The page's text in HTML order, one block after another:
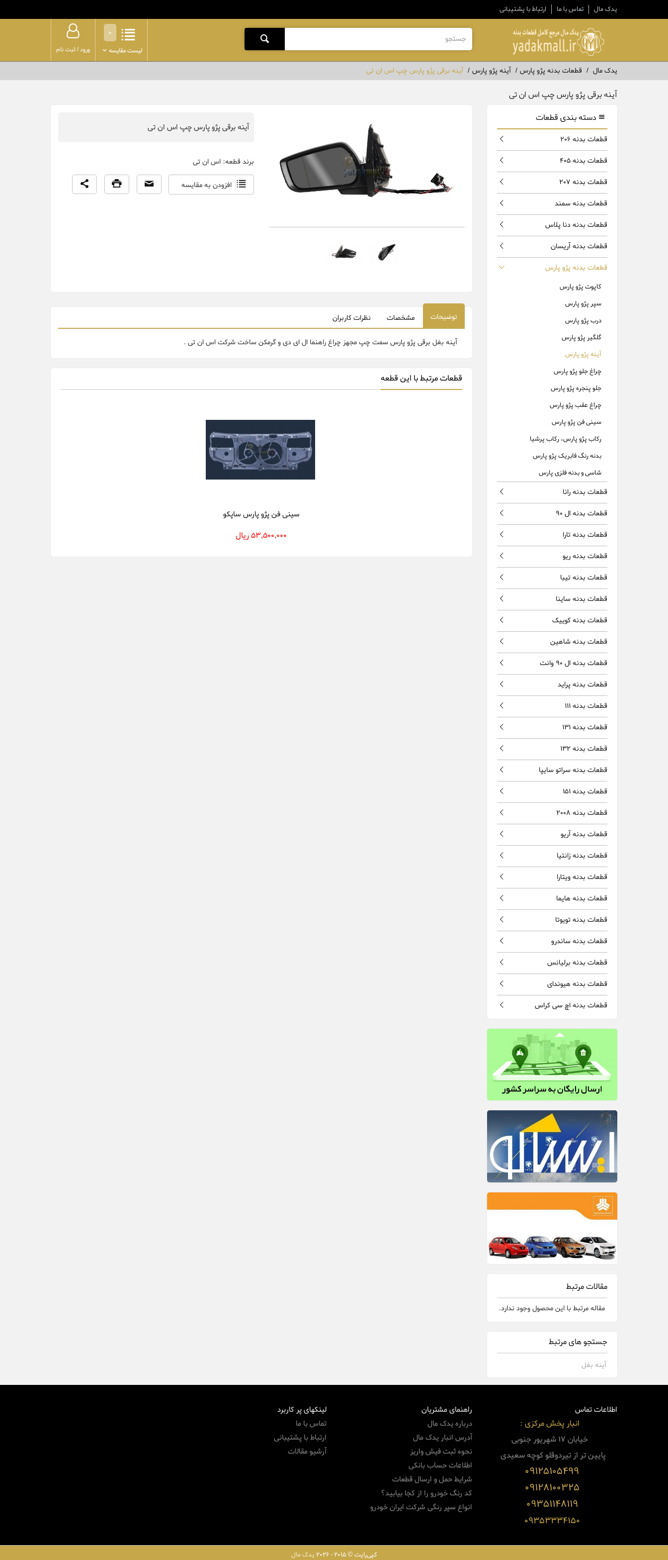
یدک مال تماس با ما ارتباط با پشتیبانی
ورود/ثبت نام
0
لیست مقایسه
یدک مال قطعات بدنه پژو پارس آینه پژو پارس آینه برقی پژو پارس چپ اس ان تی
آینه برقی پژو پارس چپ اس ان تی
آینه برقی پژو پارس چپ اس ان تی
برند قطعه:اس ان تی
افزودن به مقایسه
توضیحات مشخصات نظرات کاربران
آینه بغل برقی پژو پارس سمت چپ مجهز چراغ راهنما ال ای دی و گرمکن ساخت شرکت اس ان تی .
قطعات مرتبط با این قطعه
سینی فن پژو پارس ساپکو
53,500,000 ریال
دسته بندی قطعات
قطعات بدنه 206
قطعات بدنه 405
قطعات بدنه 207
قطعات بدنه سمند
قطعات بدنه دنا پلاس
قطعات بدنه آریسان
قطعات بدنه پژو پارس
کاپوت پژو پارس
سپر پژو پارس
درب پژو پارس
گلگیر پژو پارس
آینه پژو پارس
چراغ جلو پژو پارس
جلو پنجره پژو پارس
چراغ عقب پژو پارس
سینی فن پژو پارس
رکاب پژو پارس، رکاب پرشیا
بدنه رنگ فابریک پژو پارس
شاسی و بدنه فلزی پارس
قطعات بدنه رانا
قطعات بدنه ال 90
قطعات بدنه تارا
قطعات بدنه ریو
قطعات بدنه تیبا
قطعات بدنه ساینا
قطعات بدنه کوییک
قطعات بدنه شاهین
قطعات بدنه ال 90 وانت
قطعات بدنه پراید
قطعات بدنه 111
قطعات بدنه 131
قطعات بدنه 132
قطعات بدنه سراتو سایپا
قطعات بدنه 151
قطعات بدنه 2008
قطعات بدنه آریو
قطعات بدنه زانتیا
قطعات بدنه ویتارا
قطعات بدنه هایما
قطعات بدنه تویوتا
قطعات بدنه ساندرو
قطعات بدنه برلیانس
قطعات بدنه هیوندای
قطعات بدنه اچ سی کراس
مقالات مرتبط
مقاله مرتبط با این محصول وجود ندارد.
جستجو های مرتبط
آینه بغل
اطلاعات تماس
انبار پخش مرکزی :
خیابان 17 شهریور جنوبی
پایینتر از تیردوقلو کوچه سعیدی
09125105499
09128100325
09351148119
09353334150
راهنمای مشتریان
درباره یدک مال
آدرس انبار یدک مال
نحوه ثبت فیش واریز
اطلاعات حساب بانکی
شرایط حمل و ارسال قطعات
کد رنگ خودرو را از کجا بیابید؟
انواع سپر رنگی شرکت ایران خودرو
لینکهای پر کاربرد
تماس با ما
ارتباط با پشتیبانی
آرشیو مقالات
کپی‌رایت © 2015 - 2026
یدک مال